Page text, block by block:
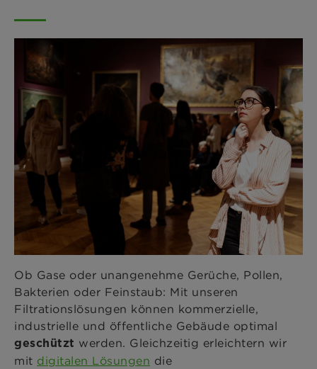
Ob Gase oder unangenehme Gerüche, Pollen,
Bakterien oder Feinstaub: Mit unseren
Filtrationslösungen können kommerzielle,
industrielle und öffentliche Gebäude optimal
geschützt werden. Gleichzeitig erleichtern wir
mit digitalen Lösungen die